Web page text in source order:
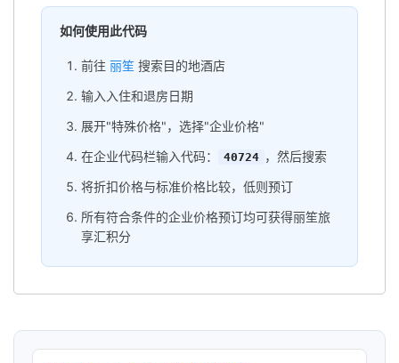
如何使用此代码
前往 丽笙 搜索目的地酒店
输入入住和退房日期
展开"特殊价格"，选择"企业价格"
在企业代码栏输入代码：
40724 ，然后搜索
将折扣价格与标准价格比较，低则预订
所有符合条件的企业价格预订均可获得丽笙旅
享汇积分